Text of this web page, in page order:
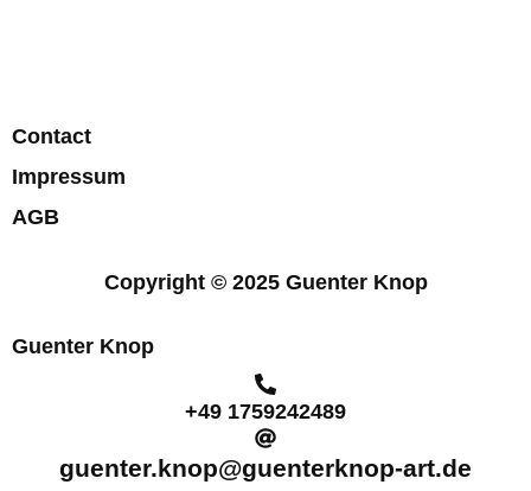
Contact
Impressum
AGB
Copyright © 2025 Guenter Knop
Guenter Knop
+49 1759242489
guenter.knop@guenterknop-art.de